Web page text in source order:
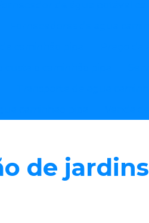
de jardins